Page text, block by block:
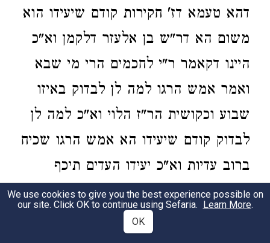
דהא טעמא דז' חקירות קודם שיעידו הוא
משום הא דר"ש בן אלעזר דלקמן וא"כ
היינו דקאמר ר"י לחכמים הרי מי שבא
ואמר אמש הרגו למה לן לבדוק באיזו
שבוע וכקושית הר"ז הלוי וא"כ למה לן
לבדוק קודם שיעידו הא אמש הרגו שכיח
ברוב עדיות וא"כ יעידו העדים תיכף
עדותן ולא מצרכינן להנך ג' חקירות כלל
וע"ז השיבו רבנן דמצרכינן כן משום הא
We use cookies to give you the best experience possible on
our site. Click OK to continue using Sefaria. Learn More.
OK